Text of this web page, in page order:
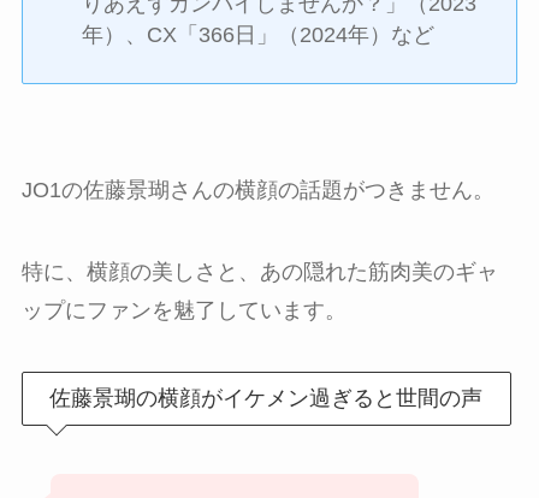
年）、CX「366日」（2024年）など
JO1の佐藤景瑚さんの横顔の話題がつきません。
特に、横顔の美しさと、あの隠れた筋肉美のギャ
ップにファンを魅了しています。
佐藤景瑚の横顔がイケメン過ぎると世間の声